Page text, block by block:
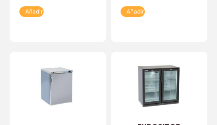
Añadir Añadir